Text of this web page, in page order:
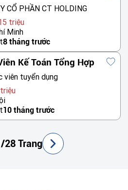
CỔ PHẦN CT HOLDING
triệu
Minh
8 tháng trước
Kế Toán Tổng Hợp
viên tuyển dụng
10 tháng trước
28 Trang